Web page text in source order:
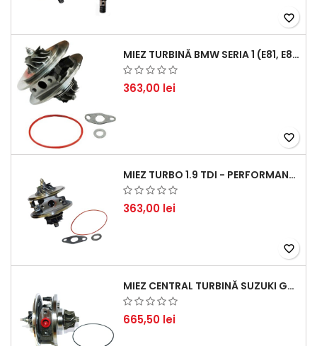
favorite_border
MIEZ TURBINĂ BMW SERIA 1 (E81, E87) 120 D - CREȘTEȚI PERFORMANȚA ȘI RĂSPUNSUL MOTORULUI
363,00 lei
favorite_border
MIEZ TURBO 1.9 TDI - PERFORMANȚĂ FIABILĂ PENTRU AUDI, SEAT, SKODA ȘI VW
363,00 lei
favorite_border
MIEZ CENTRAL TURBINĂ SUZUKI GRAND ESCUDO II 1.9 DDIS TRACȚIUNE INTEGRALĂ - MOTORIZARE 1.9L, 95 KW (129 CP)
665,50 lei